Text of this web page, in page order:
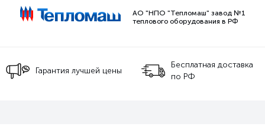
АО "НПО "Тепломаш" завод №1
теплового оборудования в РФ
Гарантия лучшей цены
Бесплатная доставка
по РФ